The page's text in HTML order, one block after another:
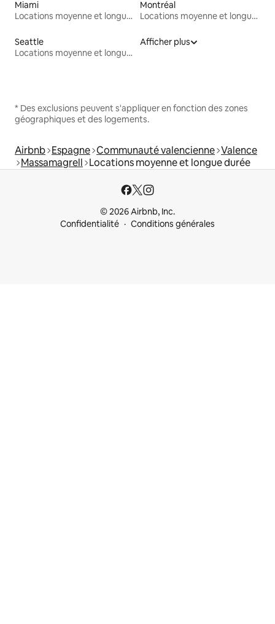
Miami
Locations moyenne et longue durée
Montréal
Locations moyenne et longue durée
Seattle
Locations moyenne et longue durée
Afficher plus
* Des exclusions peuvent s'appliquer en fonction des zones
géographiques et des logements.
Airbnb Espagne Communauté valencienne Valence
Massamagrell Locations moyenne et longue durée
© 2026 Airbnb, Inc.
Confidentialité
Conditions générales